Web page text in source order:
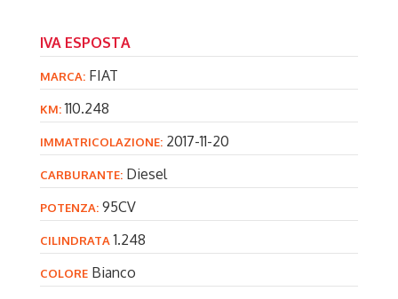
IVA ESPOSTA
MARCA: FIAT
KM:110.248
IMMATRICOLAZIONE: 2017-11-20
CARBURANTE: Diesel
POTENZA: 95CV
CILINDRATA1.248
COLORE Bianco